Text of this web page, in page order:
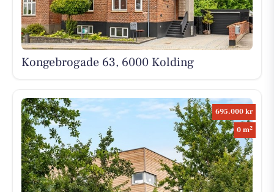
Kongebrogade 63, 6000 Kolding
695.000 kr
0 m2